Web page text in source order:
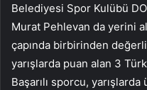
Belediyesi Spor Kulübü
Murat Pehlevan da yerini
çapında birbirinden değerli
yarışlarda puan alan 3
Başarılı sporcu,